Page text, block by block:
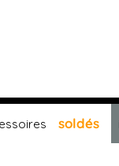
soldés